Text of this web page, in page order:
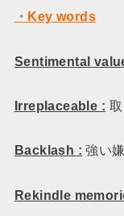
・ Key words
Sentimental
Irreplaceable :
Backlash : 強い
Rekindle